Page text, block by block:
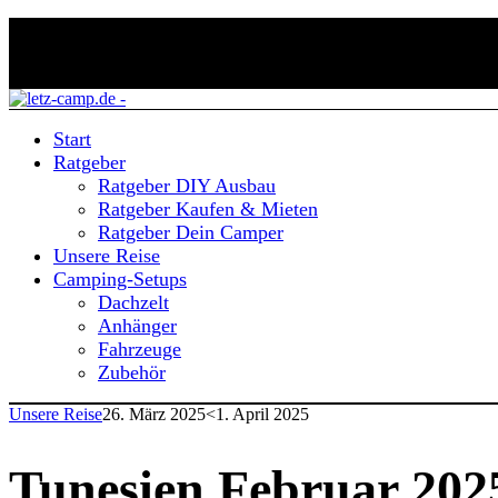
Start
Ratgeber
Ratgeber DIY Ausbau
Ratgeber Kaufen & Mieten
Ratgeber Dein Camper
Unsere Reise
Camping-Setups
Dachzelt
Anhänger
Fahrzeuge
Zubehör
Unsere Reise26. März 2025<1. April 2025